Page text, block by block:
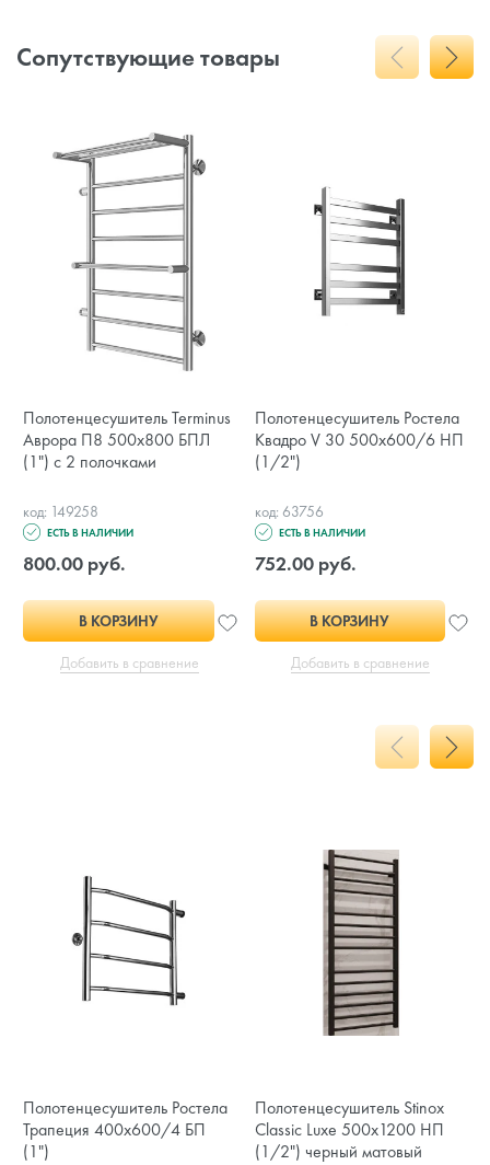
Сопутствующие товары
Полотенцесушитель Terminus
Аврора П8 500х800 БПЛ
(1") с 2 полочками
код: 149258
ЕСТЬ В НАЛИЧИИ
800.00 руб.
В КОРЗИНУ
Добавить в сравнение
Полотенцесушитель Ростела
Квадро V 30 500x600/6 НП
(1/2")
код: 63756
ЕСТЬ В НАЛИЧИИ
752.00 руб.
В КОРЗИНУ
Добавить в сравнение
Полотенцесушитель Ростела
Трапеция 400х600/4 БП
(1")
Полотенцесушитель Stinox
Classic Luxe 500x1200 НП
(1/2") черный матовый